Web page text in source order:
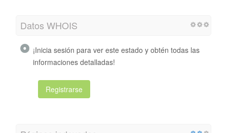
Datos WHOIS
¡Inicia sesión para ver este estado y obtén todas las
informaciones detalladas!
Registrarse